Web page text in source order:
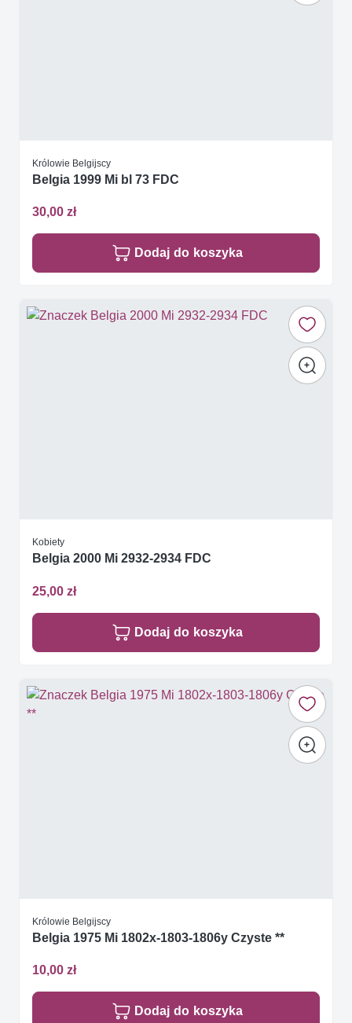
Królowie Belgijscy
Belgia 1999 Mi bl 73 FDC
30,00 zł
Dodaj do koszyka
Kobiety
Belgia 2000 Mi 2932-2934 FDC
25,00 zł
Dodaj do koszyka
Królowie Belgijscy
Belgia 1975 Mi 1802x-1803-1806y Czyste **
10,00 zł
Dodaj do koszyka